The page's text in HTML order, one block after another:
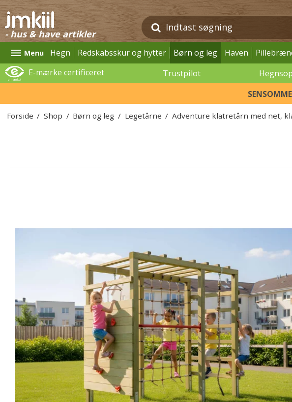
- hus & have artikler
Menu Hegn Redskabsskur og hytter Børn og leg Haven
E-mærke certificeret
Trustpilot
Forside / Shop / Børn og leg / Legetårne / Adventure klatretårn med net,